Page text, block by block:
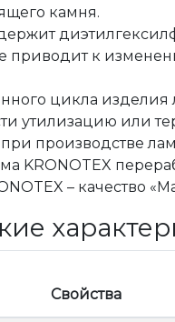
камня.
приводит к
цикла изделия
утилизацию или
производстве
KRONOTEX
– качество
Свойства